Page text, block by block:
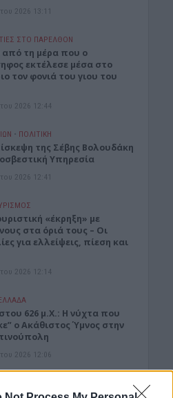
2026 13:11
ΣΤΟ ΠΑΡΕΛΘΟΝ
από τη μέρα που ο
εκτέλεσε μέσα στο
τον φονιά του γιου του
2026 12:44
• ΠΟΛΙΤΙΚΗ
της Σέβης Βολουδάκη
Υπηρεσία
2026 12:41
«έκρηξη» με
στα όριά τους – Οι
για ελλείψεις, πίεση και
2026 12:14
626 μ.Χ.: Η νύχτα που
ο Ακάθιστος Ύμνος στην
2026 12:06